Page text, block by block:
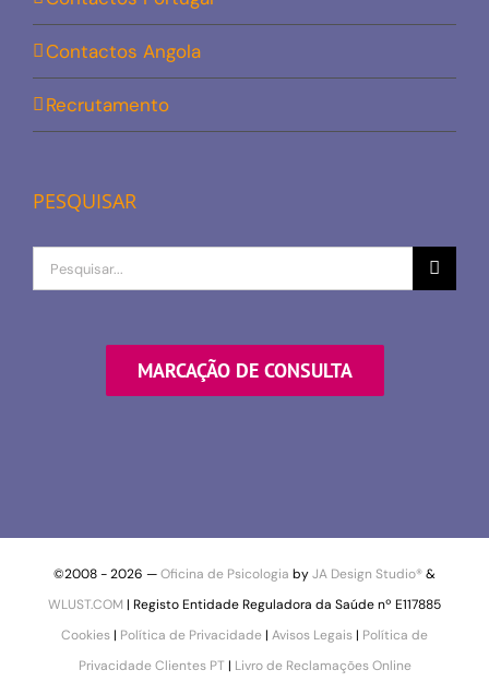
Contactos Angola
Recrutamento
PESQUISAR
Procurar
por
MARCAÇÃO DE CONSULTA
©2008 -2026 —Oficina de Psicologia byJA Design Studio®&
WLUST.COM | Registo Entidade Reguladora da Saúde nº E117885
Cookies| Política de Privacidade| Avisos Legais| Política de
Privacidade Clientes PT | Livro de Reclamações Online